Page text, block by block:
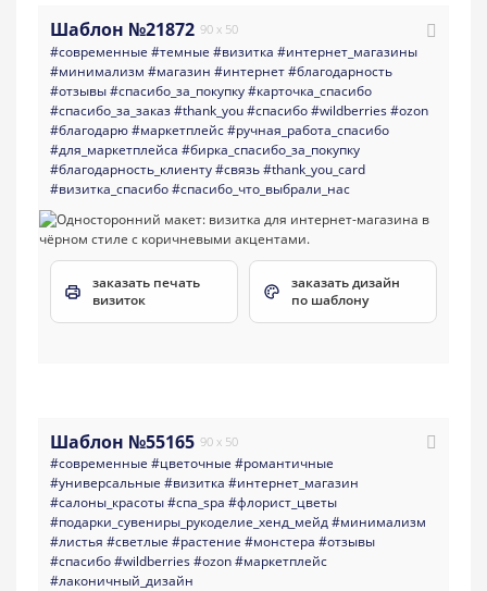
Шаблон №21872 90 x 50
#современные #темные #визитка #интернет_магазины
#минимализм #магазин #интернет#благодарность
#отзывы#спасибо_за_покупку#карточка_спасибо
#спасибо_за_заказ#thank_you#спасибо#wildberries#ozon
#благодарю#маркетплейс#ручная_работа_спасибо
#для_маркетплейса #бирка_спасибо_за_покупку
#благодарность_клиенту#связь#thank_you_card
#визитка_спасибо#спасибо_что_выбрали_нас
заказать печать
визиток
заказать дизайн
по шаблону
Шаблон №55165 90 x 50
#современные #цветочные #романтичные
#универсальные #визитка #интернет_магазин
#салоны_красоты#спа_spa #флорист_цветы
#подарки_сувениры_рукоделие_хенд_мейд#минимализм
#листья #светлые #растение #монстера #отзывы
#спасибо#wildberries#ozon#маркетплейс
#лаконичный_дизайн